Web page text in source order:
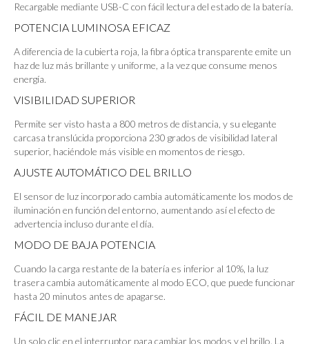
Recargable mediante USB-C con fácil lectura del estado de la batería.
POTENCIA LUMINOSA EFICAZ
A diferencia de la cubierta roja, la fibra óptica transparente emite un
haz de luz más brillante y uniforme, a la vez que consume menos
energía.
VISIBILIDAD SUPERIOR
Permite ser visto hasta a 800 metros de distancia, y su elegante
carcasa translúcida proporciona 230 grados de visibilidad lateral
superior, haciéndole más visible en momentos de riesgo.
AJUSTE AUTOMÁTICO DEL BRILLO
El sensor de luz incorporado cambia automáticamente los modos de
iluminación en función del entorno, aumentando así el efecto de
advertencia incluso durante el día.
MODO DE BAJA POTENCIA
Cuando la carga restante de la batería es inferior al 10%, la luz
trasera cambia automáticamente al modo ECO, que puede funcionar
hasta 20 minutos antes de apagarse.
FÁCIL DE MANEJAR
Un solo clic en el interruptor para cambiar los modos y el brillo. La